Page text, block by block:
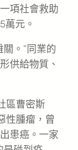
項社會救助
萬元。
。”同業的
供給物質、
區曹密斯
性腫瘤，曾
患癌。一家